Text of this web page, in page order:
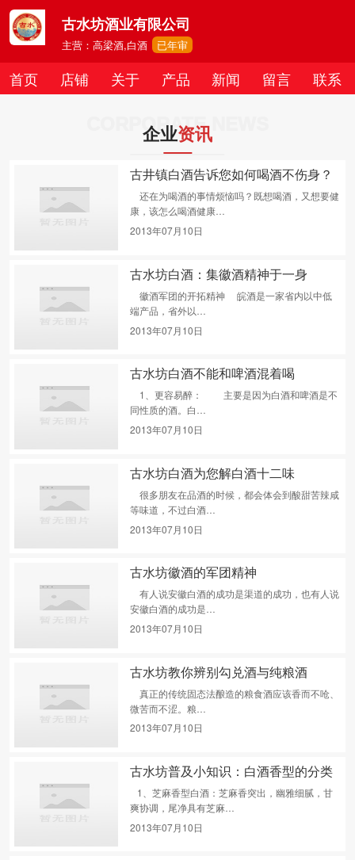
古水坊酒业有限公司
主营：高梁酒,白酒 已年审
首页 店铺 关于 产品 新闻 留言 联系
CORPORATE NEWS
企业资讯
古井镇白酒告诉您如何喝酒不伤身？
还在为喝酒的事情烦恼吗？既想喝酒，又想要健
康，该怎么喝酒健康…
2013年07月10日
古水坊白酒：集徽酒精神于一身
徽酒军团的开拓精神 皖酒是一家省内以中低
端产品，省外以…
2013年07月10日
古水坊白酒不能和啤酒混着喝
1、更容易醉： 主要是因为白酒和啤酒是不
同性质的酒。白…
2013年07月10日
古水坊白酒为您解白酒十二味
很多朋友在品酒的时候，都会体会到酸甜苦辣咸
等味道，不过白酒…
2013年07月10日
古水坊徽酒的军团精神
有人说安徽白酒的成功是渠道的成功，也有人说
安徽白酒的成功是…
2013年07月10日
古水坊教你辨别勾兑酒与纯粮酒
真正的传统固态法酿造的粮食酒应该香而不呛、
微苦而不涩。粮…
2013年07月10日
古水坊普及小知识：白酒香型的分类
1、芝麻香型白酒：芝麻香突出，幽雅细腻，甘
爽协调，尾净具有芝麻…
2013年07月10日